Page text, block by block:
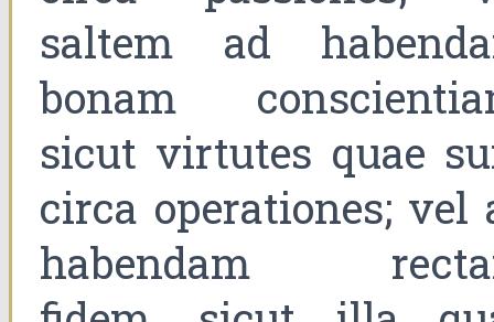
saltem ad
bonam
sicut virtutes quae
circa operationes; vel
habendam